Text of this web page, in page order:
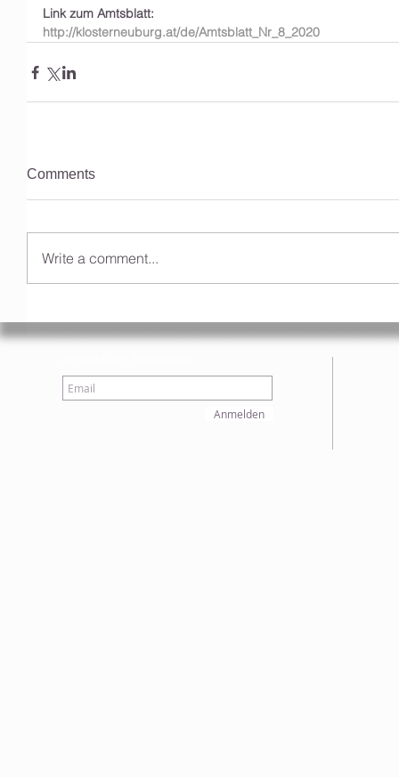
Link zum Amtsblatt:
http://klosterneuburg.at/de/Amtsblatt_Nr_8_2020
Comments
Write a comment...
Anmelden